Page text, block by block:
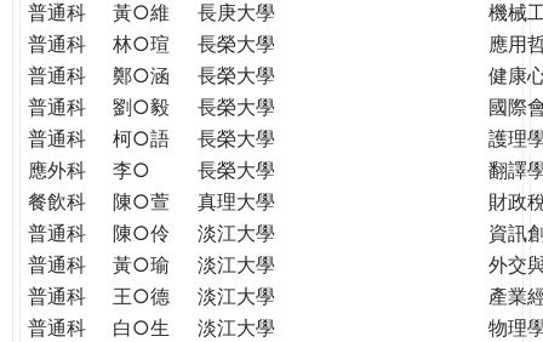
普通科 黃○維 長庚大學
機械
普通科
林○瑄 長榮大學
應用
普通科
鄭○涵 長榮大學
健康
普通科
劉○毅 長榮大學
國際
普通科
柯○語 長榮大學
護理
應外科
李○ 長榮大學
翻譯
餐飲科
陳○萱 真理大學
財政
普通科
陳○伶 淡江大學
資訊
普通科
黃○瑜 淡江大學
外交
普通科
王○德 淡江大學
產業
普通科
白○生 淡江大學
物理